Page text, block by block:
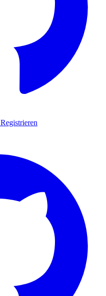
Registrieren